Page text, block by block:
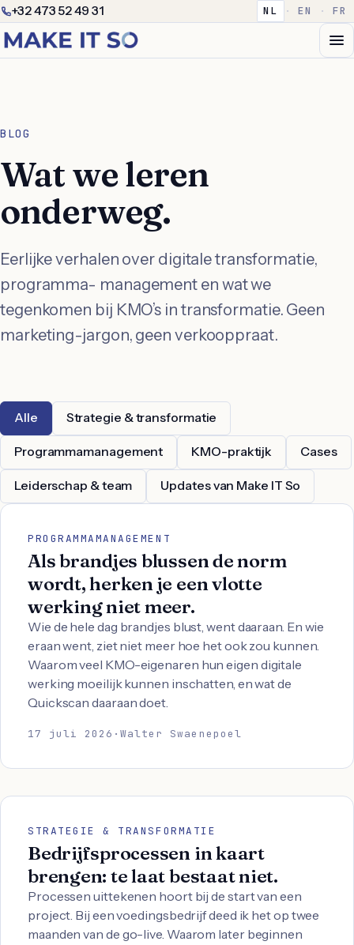
+32 473 52 49 31 NL · EN · FR
BLOG
Wat we leren
onderweg.
Eerlijke verhalen over digitale transformatie,
programma- management en wat we
tegenkomen bij KMO’s in transformatie. Geen
marketing-jargon, geen verkooppraat.
Alle Strategie & transformatie
Programmamanagement KMO-praktijk Cases
Leiderschap & team Updates van Make IT So
PROGRAMMAMANAGEMENT
Als brandjes blussen de norm
wordt, herken je een vlotte
werking niet meer.
Wie de hele dag brandjes blust, went daaraan. En wie
eraan went, ziet niet meer hoe het ook zou kunnen.
Waarom veel KMO-eigenaren hun eigen digitale
werking moeilijk kunnen inschatten, en wat de
Quickscan daaraan doet.
17 juli 2026 ·Walter Swaenepoel
STRATEGIE & TRANSFORMATIE
Bedrijfsprocessen in kaart
brengen: te laat bestaat niet.
Processen uittekenen hoort bij de start van een
project. Bij een voedingsbedrijf deed ik het op twee
maanden van de go-live. Waarom later beginnen